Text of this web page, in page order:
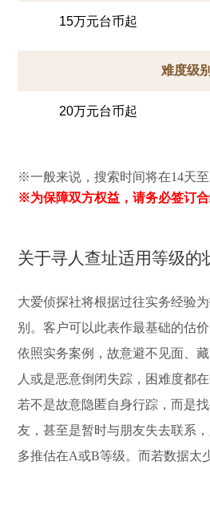
15万元台币起
难度级
20万元台币起
※一般来说，搜索时间将在14天
※为保障双方权益，请务必签订合
关于寻人查址适用等级的
大爱侦探社将根据过往实务经验
别。客户可以此表作最基础的估价
依照实务案例，故意避不见面、
人或是恶意倒闭失踪，困难度都在
若不是故意隐匿自身行踪，而是
友，甚至是暂时与朋友失去联系
多推估在A或B等级。而若数据太